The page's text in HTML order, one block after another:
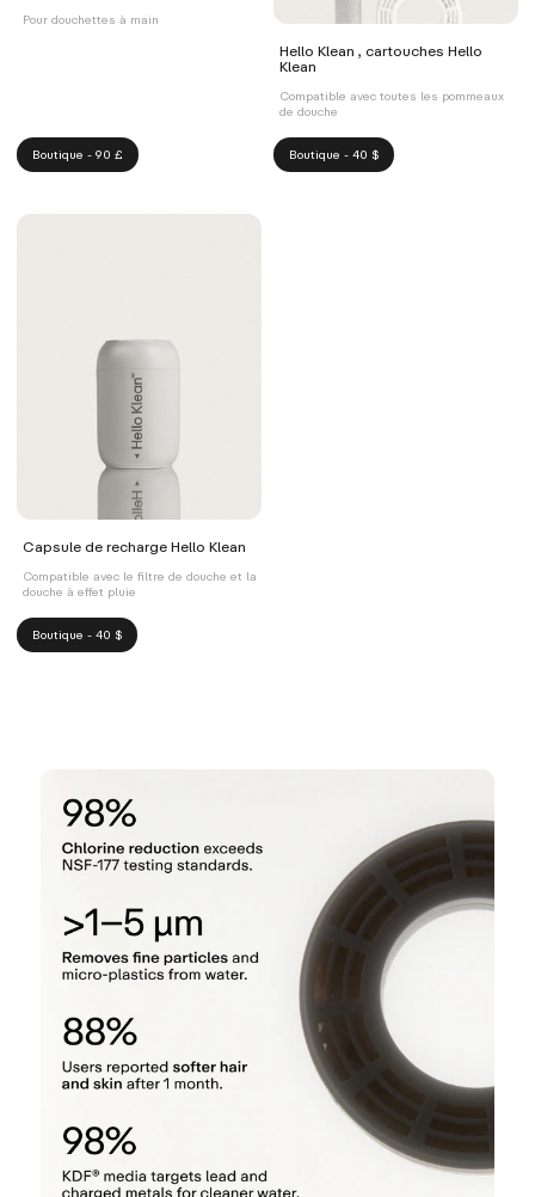
Pour douchettes à main
Boutique - 90 £
Hello Klean , cartouches Hello
Klean
Compatible avec toutes les pommeaux
de douche
Boutique - 40 $
Capsule de recharge Hello Klean
Compatible avec le filtre de douche et la
douche à effet pluie
Boutique - 40 $